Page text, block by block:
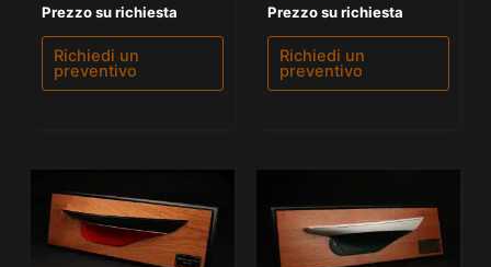
Valutato
0
su
Prezzo su richiesta
Richiedi un
preventivo
Valutato
0
su
Prezzo su richiesta
Richiedi un
preventivo